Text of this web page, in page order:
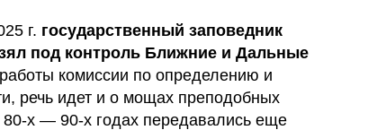
г. государственный заповедник
под контроль Ближние и Дальные
комиссии по определению и
речь идет и о мощах преподобных
х — 90-х годах передавались еще